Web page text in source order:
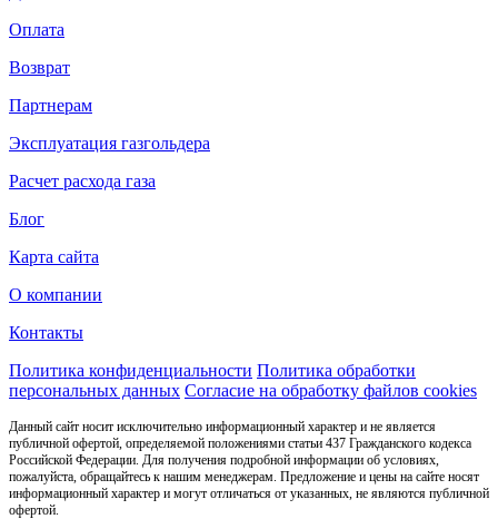
Оплата
Возврат
Партнерам
Эксплуатация газгольдера
Расчет расхода газа
Блог
Карта сайта
О компании
Контакты
Политика конфиденциальности Политика обработки
персональных данных Согласие на обработку файлов cookies
Данный сайт носит исключительно информационный характер и не является
публичной офертой, определяемой положениями статьи 437 Гражданского кодекса
Российской Федерации. Для получения подробной информации об условиях,
пожалуйста, обращайтесь к нашим менеджерам. Предложение и цены на сайте носят
информационный характер и могут отличаться от указанных, не являются публичной
офертой.